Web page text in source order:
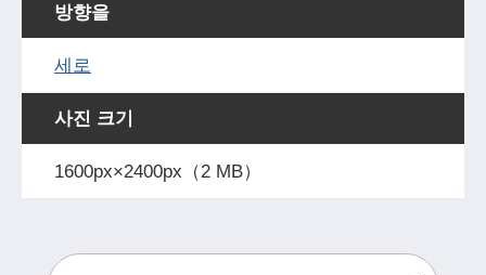
방향을
세로
사진 크기
1600px×2400px（2 MB）